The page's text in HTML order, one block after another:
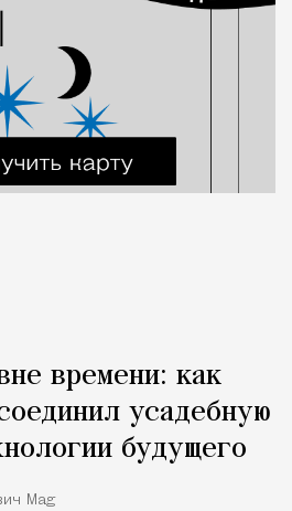
времени: как
усадебную
будущего
Mag